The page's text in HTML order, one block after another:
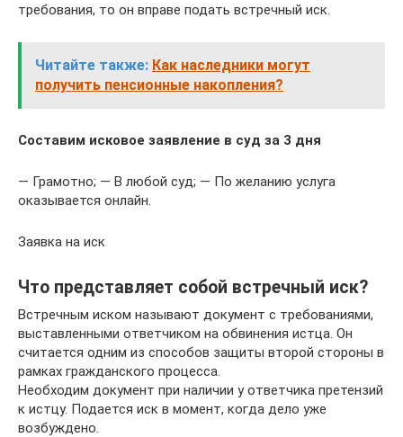
требования, то он вправе подать встречный иск.
Читайте также: Как наследники могут
получить пенсионные накопления?
Составим исковое заявление в суд за 3 дня
— Грамотно; — В любой суд; — По желанию услуга
оказывается онлайн.
Заявка на иск
Что представляет собой встречный иск?
Встречным иском называют документ с требованиями,
выставленными ответчиком на обвинения истца. Он
считается одним из способов защиты второй стороны в
рамках гражданского процесса.
Необходим документ при наличии у ответчика претензий
к истцу. Подается иск в момент, когда дело уже
возбуждено.